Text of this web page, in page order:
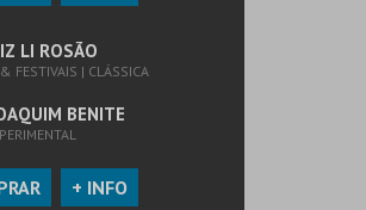
LI ROSÃO
FESTIVAIS | CLÁSSICA
BENITE
+ INFO